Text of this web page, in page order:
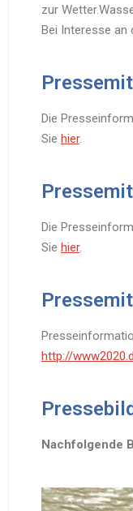
zur
Bei Interesse an
Die
Sie hier.
Die
Sie hier.
http://
Nachfolgende